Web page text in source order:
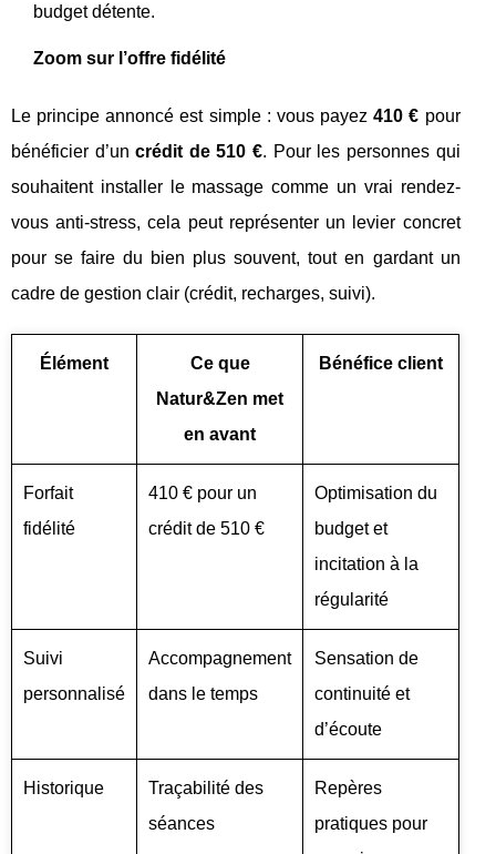
budget détente.
Zoom sur l’offre fidélité
Le principe annoncé est simple : vous payez410 € pour
bénéficier d’uncrédit de 510 €. Pour les personnes qui
souhaitent installer le massage comme un vrai rendez-
vous anti-stress, cela peut représenter un levier concret
pour se faire du bien plus souvent, tout en gardant un
cadre de gestion clair (crédit, recharges, suivi).
Élément
Ce que
Natur&Zen met
en avant
Bénéfice client
Forfait
fidélité
410 € pour un
crédit de 510 €
Optimisation du
budget et
incitation à la
régularité
Suivi
personnalisé
Accompagnement
dans le temps
Sensation de
continuité et
d’écoute
Historique
Traçabilité des
séances
Repères
pratiques pour